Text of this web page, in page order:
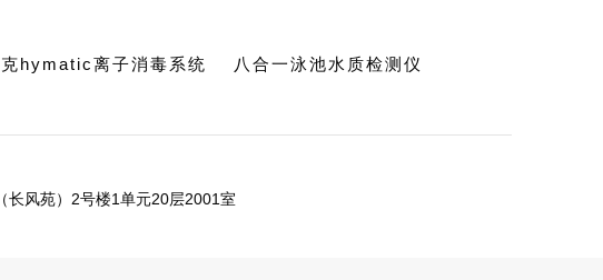
hymatic离子消毒系统 八合一泳池水质检测仪
长风苑）2号楼1单元20层2001室